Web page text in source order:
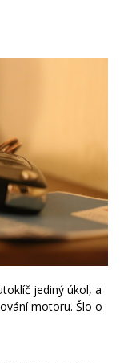
jediný úkol, a
motoru. Šlo o